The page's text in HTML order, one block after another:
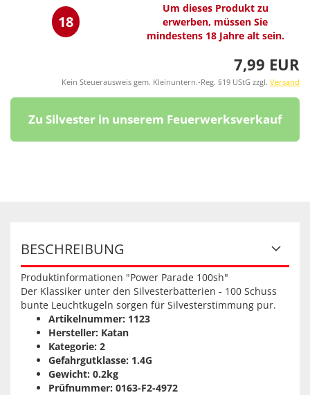
18
Um dieses Produkt zu
erwerben, müssen Sie
mindestens 18 Jahre alt sein.
7,99 EUR
Kein Steuerausweis gem. Kleinuntern.-Reg. §19 UStG zzgl. Versand
BESCHREIBUNG
Produktinformationen "Power Parade 100sh"
Der Klassiker unter den Silvesterbatterien - 100 Schuss
bunte Leuchtkugeln sorgen für Silvesterstimmung pur.
Artikelnummer: 1123
Hersteller: Katan
Kategorie: 2
Gefahrgutklasse: 1.4G
Gewicht: 0.2kg
Prüfnummer: 0163-F2-4972